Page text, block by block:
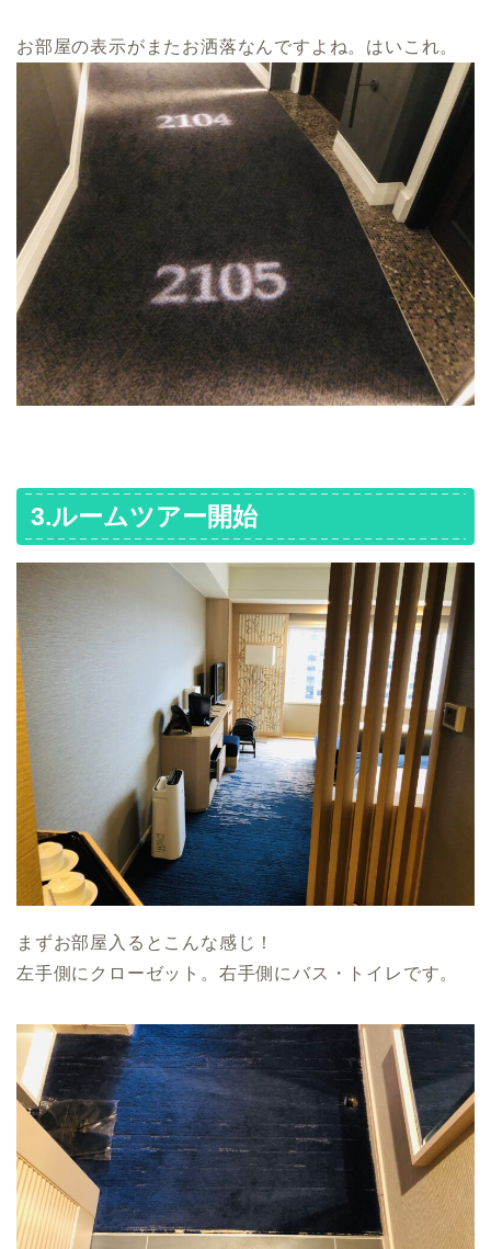
お部屋の表示がまたお洒落なんですよね。はいこれ。
3.ルームツアー開始
まずお部屋入るとこんな感じ！
左手側にクローゼット。右手側にバス・トイレです。